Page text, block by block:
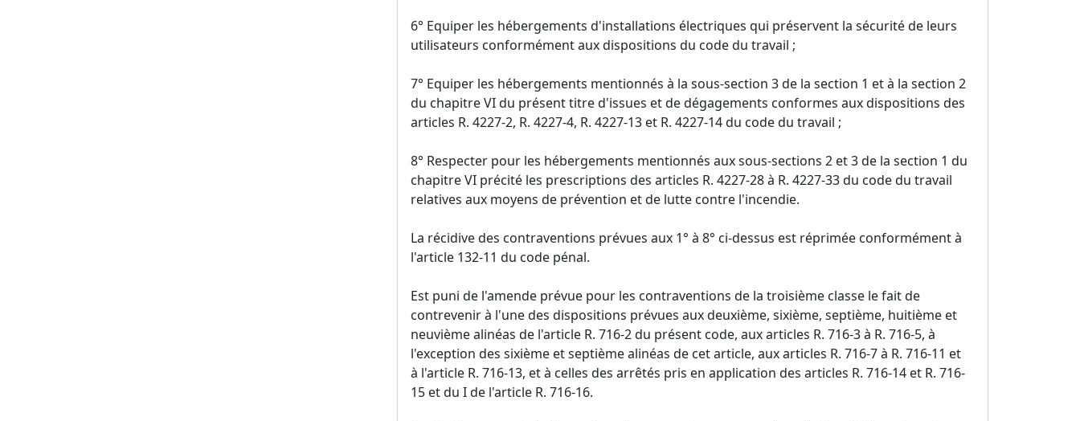
6° Equiper les hébergements d'installations électriques qui préservent la sécurité de leurs
utilisateurs conformément aux dispositions du code du travail ;
7° Equiper les hébergements mentionnés à la sous-section 3 de la section 1 et à la section 2
du chapitre VI du présent titre d'issues et de dégagements conformes aux dispositions des
articles R. 4227-2, R. 4227-4, R. 4227-13 et R. 4227-14 du code du travail ;
8° Respecter pour les hébergements mentionnés aux sous-sections 2 et 3 de la section 1 du
chapitre VI précité les prescriptions des articles R. 4227-28 à R. 4227-33 du code du travail
relatives aux moyens de prévention et de lutte contre l'incendie.
La récidive des contraventions prévues aux 1° à 8° ci-dessus est réprimée conformément à
l'article 132-11 du code pénal.
Est puni de l'amende prévue pour les contraventions de la troisième classe le fait de
contrevenir à l'une des dispositions prévues aux deuxième, sixième, septième, huitième et
neuvième alinéas de l'article R. 716-2 du présent code, aux articles R. 716-3 à R. 716-5, à
l'exception des sixième et septième alinéas de cet article, aux articles R. 716-7 à R. 716-11 et
à l'article R. 716-13, et à celles des arrêtés pris en application des articles R. 716-14 et R. 716-
15 et du I de l'article R. 716-16.